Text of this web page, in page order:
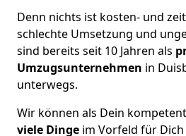
Denn nichts ist kosten- und
schlechte Umsetzung und
sind bereits seit 10 Jahren als
Umzugsunternehmen in
unterwegs.
Wir können als Dein
viele Dinge im Vorfeld für